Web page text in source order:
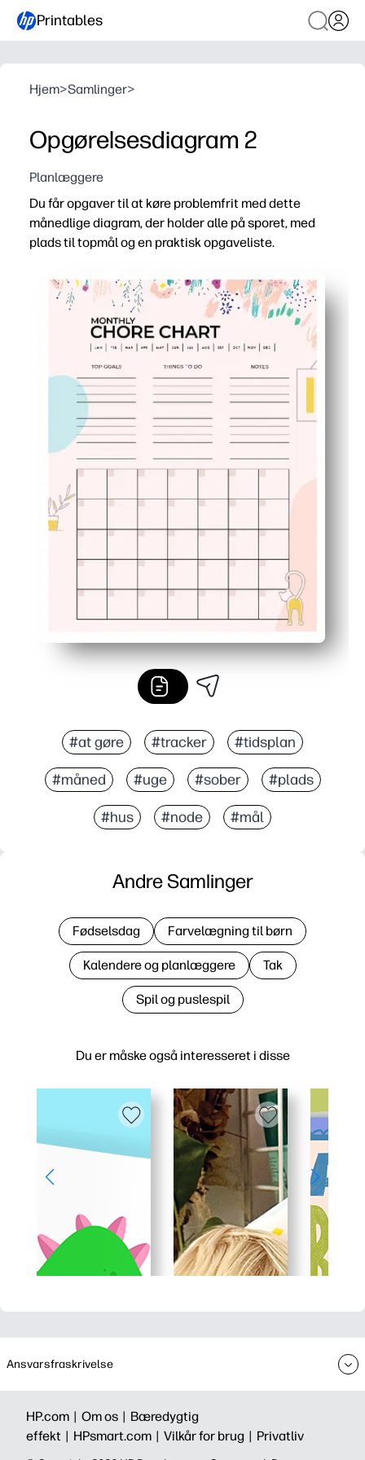
Printables
Hjem>Samlinger>
Opgørelsesdiagram 2
Planlæggere
Du får opgaver til at køre problemfrit med dette
månedlige diagram, der holder alle på sporet, med
plads til topmål og en praktisk opgaveliste.
Udskriv og gå - ingen forberedelse kræves, bare tilføj
Månedligt øjebliksbillede holder forventningerne
Topmålsafsnittet hjælper dig med at prioritere og
Indbygget opgaveliste registrerer ekstraudstyr, så du
#at gøre #tracker #tidsplan
#måned #uge #sober #plads
#hus #node #mål
Du er måske også interesseret i disse
Andre Samlinger
Fødselsdag Farvelægning til børn
Kalendere og planlæggere Tak
Spil og puslespil
Ansvarsfraskrivelse
HP.com | Om os | Bæredygtig
effekt | HPsmart.com | Vilkår for brug | Privatliv